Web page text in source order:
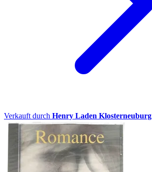
Verkauft durch Henry Laden Klosterneuburg